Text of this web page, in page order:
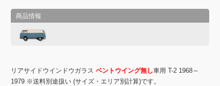
リアサイドウインドウガラスベントウイング無し車用 T-2 1968～
1979 ※送料別途扱い (サイズ・エリア別計算)です。